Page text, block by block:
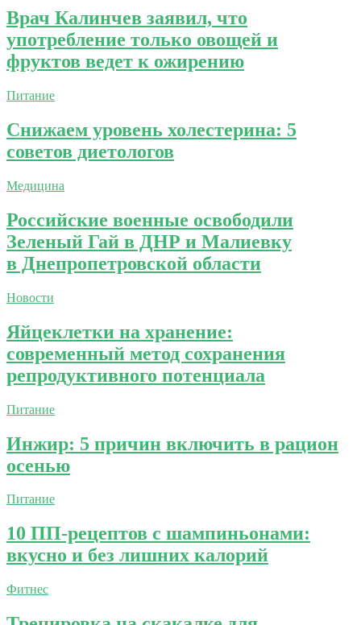
Врач Калинчев заявил, что
употребление только овощей и
фруктов ведет к ожирению
Питание
Cнижаем уровень холестерина: 5
советов диетологов
Медицина
Российские военные освободили
Зеленый Гай в ДНР и Малиевку
в Днепропетровской области
Новости
Яйцеклетки на хранение:
современный метод сохранения
репродуктивного потенциала
Питание
Инжир: 5 причин включить в рацион
осенью
Питание
10 ПП-рецептов с шампиньонами:
вкусно и без лишних калорий
Фитнес